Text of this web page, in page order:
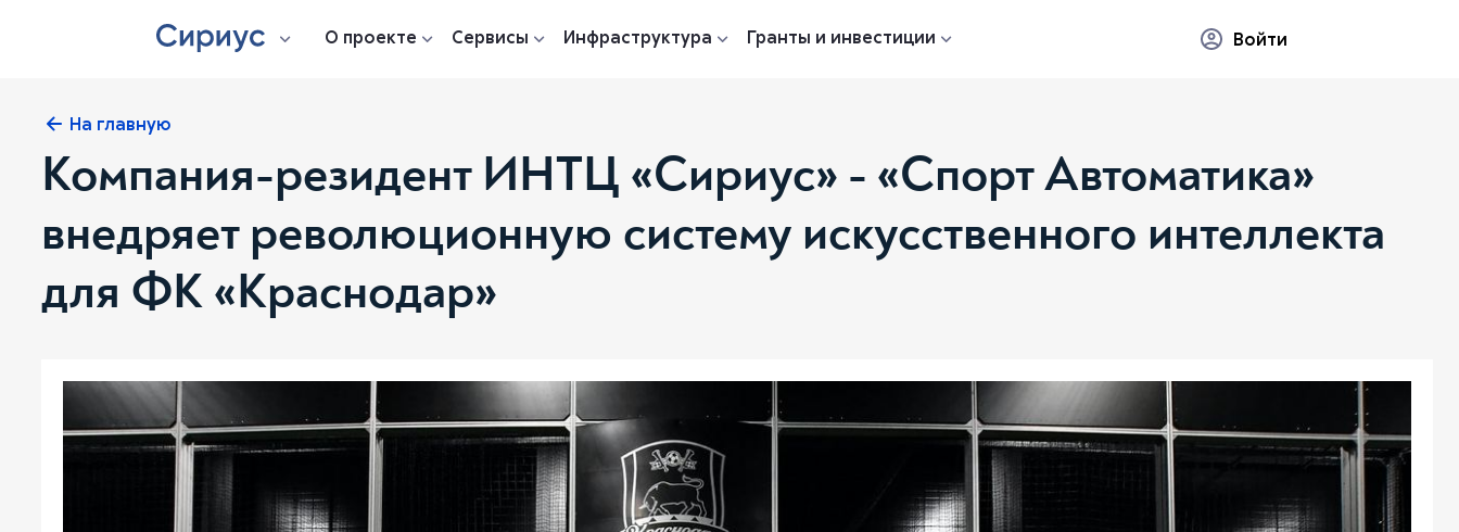
О проекте Сервисы Инфраструктура Гранты и инвестиции Войти
На главную
Компания-резидент ИНТЦ «Сириус» - «Спорт Автоматика»
внедряет революционную систему искусственного интеллекта
для ФК «Краснодар»